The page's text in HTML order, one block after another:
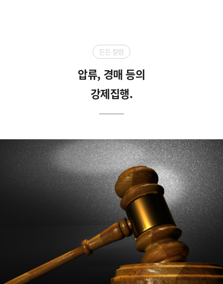
든든 칼럼
압류, 경매 등의
강제집행.